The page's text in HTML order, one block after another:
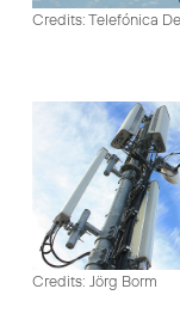
Credits: Telefónica
Credits: Jörg Borm